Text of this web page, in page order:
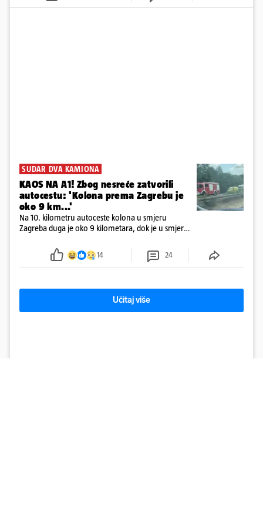
SUDAR DVA KAMIONA
KAOS NA A1! Zbog nesreće zatvorili
autocestu: 'Kolona prema Zagrebu je
oko 9 km...'
Na 10. kilometru autoceste kolona u smjeru
Zagreba duga je oko 9 kilometara, dok je u smjeru
14 24
Učitaj više